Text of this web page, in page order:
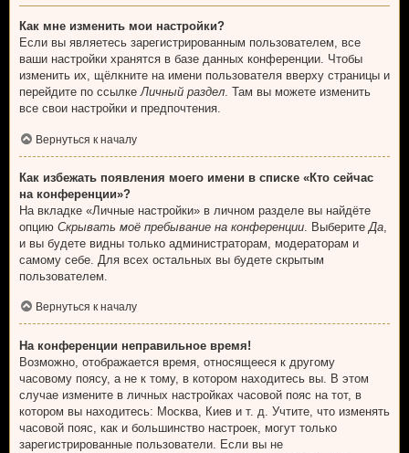
Как мне изменить мои настройки?
Если вы являетесь зарегистрированным пользователем, все
ваши настройки хранятся в базе данных конференции. Чтобы
изменить их, щёлкните на имени пользователя вверху страницы и
перейдите по ссылкеЛичный раздел. Там вы можете изменить
все свои настройки и предпочтения.
Вернуться к началу
Как избежать появления моего имени в списке «Кто сейчас
на конференции»?
На вкладке «Личные настройки» в личном разделе вы найдёте
опцию Скрывать моё пребывание на конференции . Выберите Да
и вы будете видны только администраторам, модераторам и
самому себе. Для всех остальных вы будете скрытым
пользователем.
Вернуться к началу
На конференции неправильное время!
Возможно, отображается время, относящееся к другому
часовому поясу, а не к тому, в котором находитесь вы. В этом
случае измените в личных настройках часовой пояс на тот, в
котором вы находитесь: Москва, Киев и т. д. Учтите, что изменять
часовой пояс, как и большинство настроек, могут только
зарегистрированные пользователи. Если вы не